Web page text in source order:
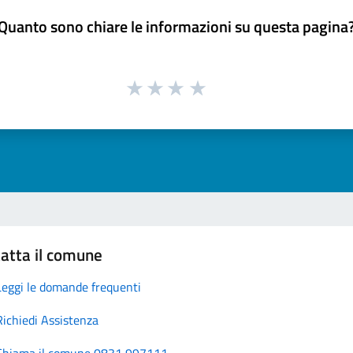
sono chiare le informazioni su questa
il comune
le domande frequenti
Assistenza